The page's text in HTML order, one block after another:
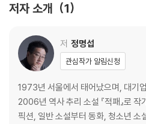
3장 더 좋은 세상을 향한 결정적 장면
나라를 구하러 가다 - 서울진공작전
참고 문헌
저자 소개 1
저 정명섭
관심작가 알림신청
1973년 서울에서 태어났으며, 대기
2006년 역사 추리 소설 『적패』로
픽션, 일반 소설부터 동화, 청소년 소